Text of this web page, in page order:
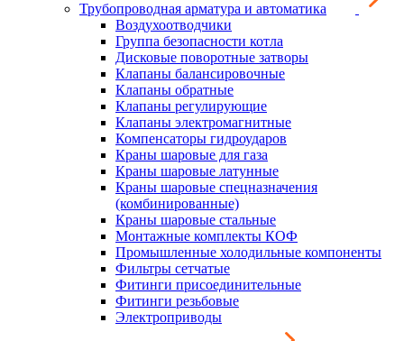
Трубопроводная арматура и автоматика
Воздухоотводчики
Группа безопасности котла
Дисковые поворотные затворы
Клапаны балансировочные
Клапаны обратные
Клапаны регулирующие
Клапаны электромагнитные
Компенсаторы гидроударов
Краны шаровые для газа
Краны шаровые латунные
Краны шаровые спецназначения
(комбинированные)
Краны шаровые стальные
Монтажные комплекты КОФ
Промышленные холодильные компоненты
Фильтры сетчатые
Фитинги присоединительные
Фитинги резьбовые
Электроприводы